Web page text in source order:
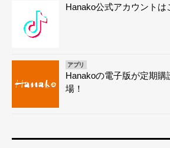
Hanako公式アカウントは
アプリ
Hanakoの電子版が定期購
場！